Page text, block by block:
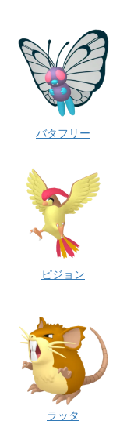
バタフリー
ピジョン
ラッタ